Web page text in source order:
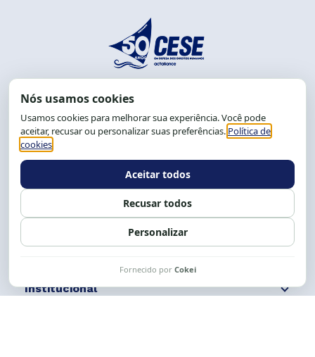
End.: R. da Graça, 150. Graça
CEP: 40.150-055
Salvador-BA, Brasil.
Tel.: (71) 2104-5457, Cel.: (71) 9 9239-2104 ou 2105
Expediente: 8h às 12h e 13 às 17h.
Siga nossas redes Fale conosco
Institucional